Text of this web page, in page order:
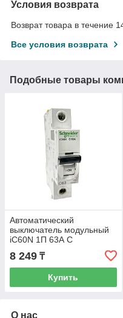
Условия возврата
Возврат товара в течение
Все условия возврата
Подобные товары
Автоматический
выключатель модульный
iC60N 1П 63А С
/A9F79163/
8 249 ₸
Купить
О нас